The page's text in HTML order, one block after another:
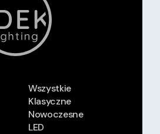
Wszystkie
Klasyczne
Nowoczesne
LED